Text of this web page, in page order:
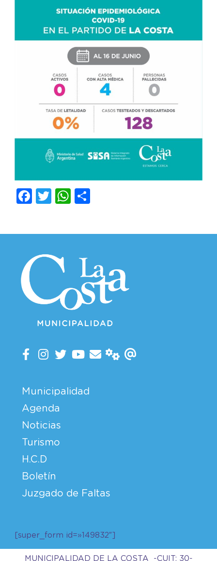
Facebook
TwitterWhatsApp
Municipalidad
Agenda
Noticias
Turismo
H.C.D
Boletín
Juzgado de Faltas
[super_form id=»149832″]
MUNICIPALIDAD DE LA COSTA -CUIT: 30-